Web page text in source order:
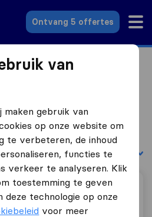
Ontvang 5 offertes
Verhuisbedrijven Doesburg
in Doesburg
in Doesburg
Sorteer op:
van
maken gebruik van
op onze website om
te verbeteren, de inhoud
functies te
verkeer te analyseren. Klik
toestemming te geven
technologie op onze
voor meer